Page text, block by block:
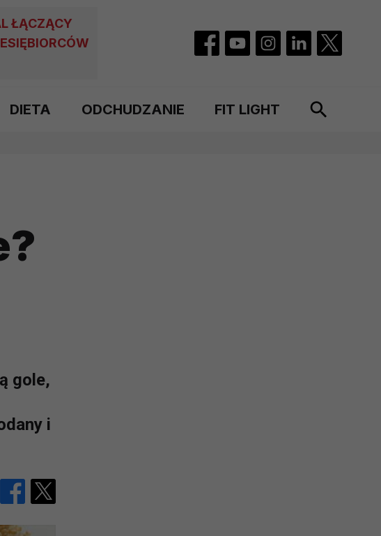
ŁĄCZĄCY
DIETA ODCHUDZANIE FIT LIGHT
gole,
i